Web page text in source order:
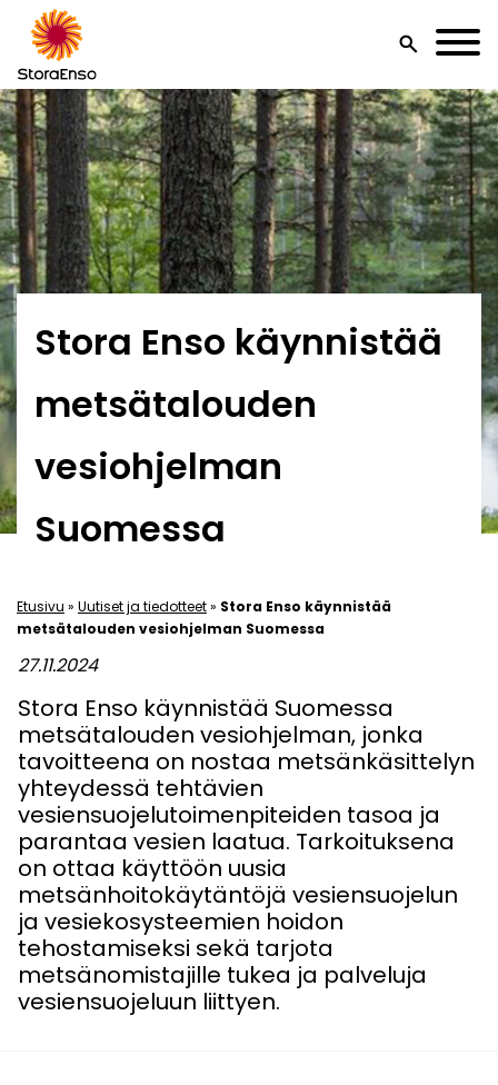
search
Stora Enso käynnistää
metsätalouden
vesiohjelman
Suomessa
Etusivu » Uutiset ja tiedotteet» Stora Enso käynnistää
metsätalouden vesiohjelman Suomessa
27.11.2024
Stora Enso käynnistää Suomessa
metsätalouden vesiohjelman, jonka
tavoitteena on nostaa metsänkäsittelyn
yhteydessä tehtävien
vesiensuojelutoimenpiteiden tasoa ja
parantaa vesien laatua. Tarkoituksena
on ottaa käyttöön uusia
metsänhoitokäytäntöjä vesiensuojelun
ja vesiekosysteemien hoidon
tehostamiseksi sekä tarjota
metsänomistajille tukea ja palveluja
vesiensuojeluun liittyen.